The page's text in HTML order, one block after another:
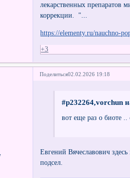
лекарственных препаратов
коррекции. "...
https://elementy.ru/nauchno-
+3
Поделиться02.02.2026 19:18
#p232264,vorchun
вот еще раз о биоте
Евгений Вячеславович
подсел.